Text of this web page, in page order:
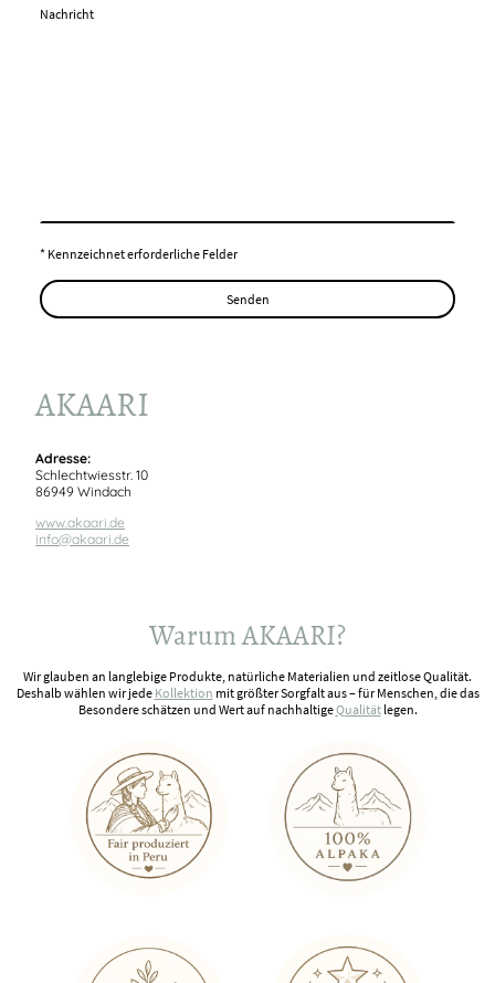
Nachricht
* Kennzeichnet erforderliche Felder
Senden
AKAARI
Adresse:
Schlechtwiesstr. 10
86949 Windach
www.akaari.de
info@akaari.de
Warum AKAARI?
Wir glauben an langlebige Produkte, natürliche Materialien und zeitlose Qualität.
Deshalb wählen wir jede Kollektion mit größter Sorgfalt aus – für Menschen, die das
Besondere schätzen und Wert auf nachhaltigeQualitätlegen.